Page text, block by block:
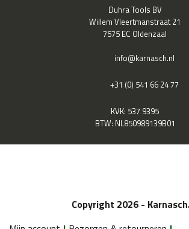
Duhra Tools BV
Willem Vleertmanstraat 21
7575 EC Oldenzaal
info@karnasch.nl
+31 (0) 541 66 24 77
KVK: 537 9395
BTW: NL850989139B01
Copyright 2026 -